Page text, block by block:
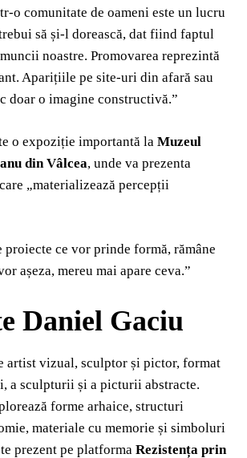
o comunitate de oameni este un lucru
să și-l dorească, dat fiind faptul
noastre. Promovarea reprezintă
Aparițiile pe site-uri din afară sau
doar o imagine constructivă.”
o expoziție importantă la Muzeul
din Vâlcea, unde va prezenta
„materializează percepții
proiecte ce vor prinde formă, rămâne
așeza, mereu mai apare ceva.”
Daniel Gaciu
artist vizual, sculptor și pictor, format
a sculpturii și a picturii abstracte.
forme arhaice, structuri
materiale cu memorie și simboluri
prezent pe platforma Rezistența prin